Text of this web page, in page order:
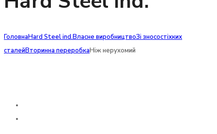
ГоловнаHard Steel ind.Власне виробництвоЗі зносостіхких
сталейВторинна переробкаНіж нерухомий